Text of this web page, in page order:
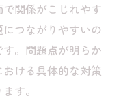
関係がこじれやす
つながりやすいの
。問題点が明らか
ける具体的な対策
す。